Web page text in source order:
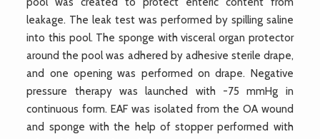
leakage. The leak test was performed by spilling saline
into this pool. The sponge with visceral organ protector
around the pool was adhered by adhesive sterile drape,
and one opening was performed on drape. Negative
pressure therapy was launched with -75 mmHg in
continuous form. EAF was isolated from the OA wound
and sponge with the help of stopper performed with